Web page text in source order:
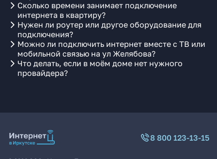
Сколько времени занимает подключение
интернета в квартиру?
Нужен ли роутер или другое оборудование для
подключения?
Можно ли подключить интернет вместе с ТВ или
мобильной связью на ул Желябова?
Что делать, если в моём доме нет нужного
провайдера?
8 800 123-13-15